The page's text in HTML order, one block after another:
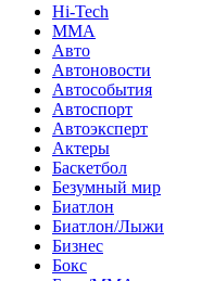
Hi-Tech
MMA
Авто
Автоновости
Автособытия
Автоспорт
Автоэксперт
Актеры
Баскетбол
Безумный мир
Биатлон
Биатлон/Лыжи
Бизнес
Бокс